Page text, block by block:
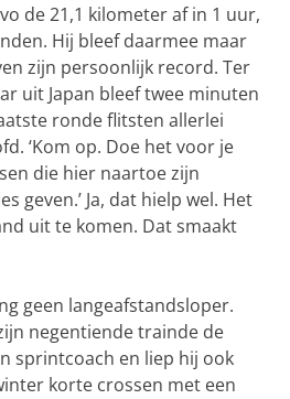
de 21,1 kilometer af in 1 uur,
Hij bleef daarmee maar
zijn persoonlijk record. Ter
uit Japan bleef twee minuten
ronde flitsten allerlei
‘Kom op. Doe het voor je
die hier naartoe zijn
geven.’ Ja, dat hielp wel. Het
uit te komen. Dat smaakt
geen langeafstandsloper.
negentiende trainde de
sprintcoach en liep hij ook
korte crossen met een